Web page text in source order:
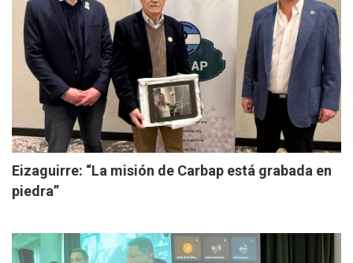
Eizaguirre: “La misión de Carbap está grabada en
piedra”